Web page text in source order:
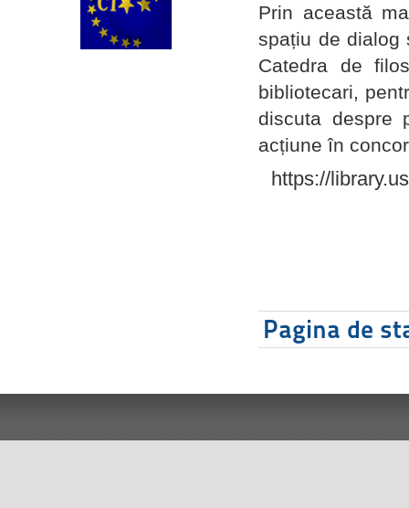
Prin această
spațiu de dialog
Catedra de
bibliotecari,
discuta despre
acțiune în
https://
Pagina de